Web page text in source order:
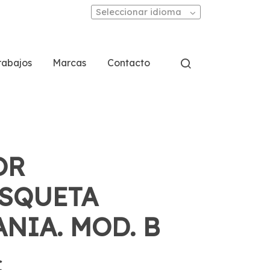
Seleccionar idioma
Marcas Contacto
MOD. B